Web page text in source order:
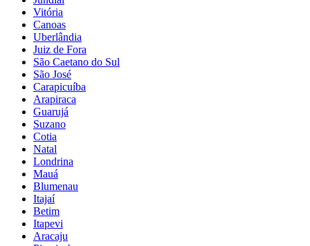
Vitória
Canoas
Uberlândia
Juiz de Fora
São Caetano do Sul
São José
Carapicuíba
Arapiraca
Guarujá
Suzano
Cotia
Natal
Londrina
Mauá
Blumenau
Itajaí
Betim
Itapevi
Aracaju